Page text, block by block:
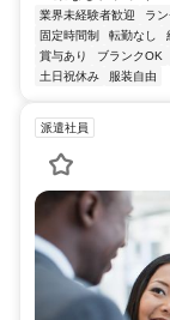
業界未経験者歓迎 ラ
固定時間制
転勤なし
賞与あり
ブランクOK
土日祝休み
服装自由
派遣社員